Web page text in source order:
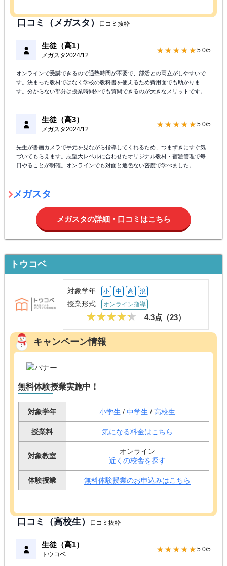
口コミ（メガスタ） 口コミ抜粋
生徒（高1）
メガスタ2024/12
★★★★★ 5.0/5
オンラインで受講できるので通塾時間が不要で、部活との両立がしやすいで
す。決まった教材ではなく学校の教科書を使えるため費用面でも助かりま
す。分からない部分は授業時間外でも質問できるのが大きなメリットです。
生徒（高3）
メガスタ2024/12
★★★★★ 5.0/5
先生が書画カメラで手元を見ながら指導してくれるため、つまずきにすぐ気
づいてもらえます。志望大レベルに合わせたオリジナル教材・宿題管理で毎
日やることが明確。オンラインでも対面と遜色ない密度で学べました。
メガスタ
メガスタの詳細・口コミはこちら
トウコベ
対象学年: 小 中 高 浪
授業形式: オンライン指導
4.3点（23）
キャンペーン情報
無料体験授業実施中！
対象学年 小学生 / 中学生 / 高校生
授業料 気になる料金はこちら
対象教室
オンライン
近くの校舎を探す
体験授業 無料体験授業のお申込みはこちら
口コミ（高校生） 口コミ抜粋
生徒（高1）
トウコベ
★★★★★ 5.0/5